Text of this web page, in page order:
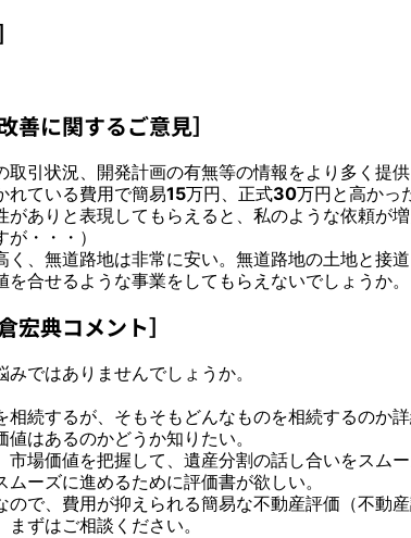
善に関するご意見］
取引状況、開発計画の有無等の情報をより多く提
れている費用で簡易15万円、正式30万円と高かっ
がありと表現してもらえると、私のような依頼が
・・・）
く、無道路地は非常に安い。無道路地の土地と接
合せるような事業をしてもらえないでしょうか。
宏典コメント］
ではありませんでしょうか。
相続するが、そもそもどんなものを相続するのか詳
値はあるのかどうか知りたい。
市場価値を把握して、遺産分割の話し合いをスムー
ムーズに進めるために評価書が欲しい。
ので、費用が抑えられる簡易な不動産評価（不動
ずはご相談ください。